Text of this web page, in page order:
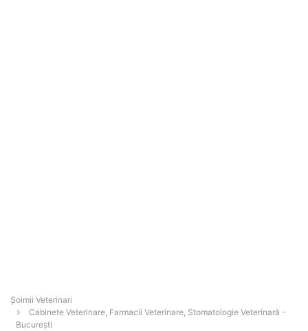
Șoimii Veterinari
Cabinete Veterinare, Farmacii Veterinare, Stomatologie Veterinară -
Bucureşti